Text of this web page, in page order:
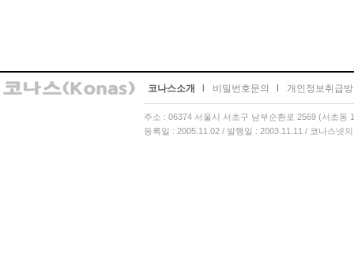
코나스소개 비밀번호문의 개인정보취급
주소 : 06374 서울시 서초구 남부순환로 2569 (서초
등록일 : 2005.11.02 / 발행일 : 2003.11.11 / 코나스넷